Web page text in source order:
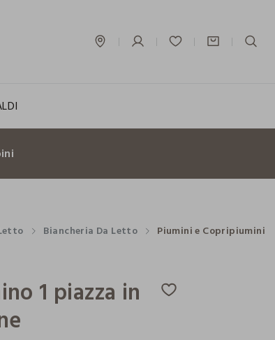
Biancheria Da Letto Piumini e Copripiumini
1 piazza in